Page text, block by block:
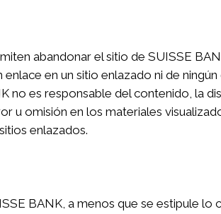
abandonar el sitio de SUISSE
en un sitio enlazado ni de
es responsable del contenido, la
u omisión en los materiales
enlazados.
BANK, a menos que se estipule lo